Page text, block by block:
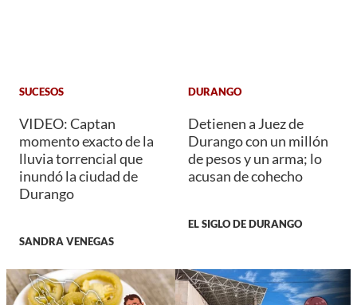
SUCESOS
VIDEO: Captan
momento exacto de la
lluvia torrencial que
inundó la ciudad de
Durango
SANDRA VENEGAS
DURANGO
Detienen a Juez de
Durango con un millón
de pesos y un arma; lo
acusan de cohecho
EL SIGLO DE DURANGO